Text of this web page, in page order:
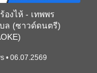
องไห้ - เทพพร
ล (ซาวด์ดนตรี)
• 06.07.2569